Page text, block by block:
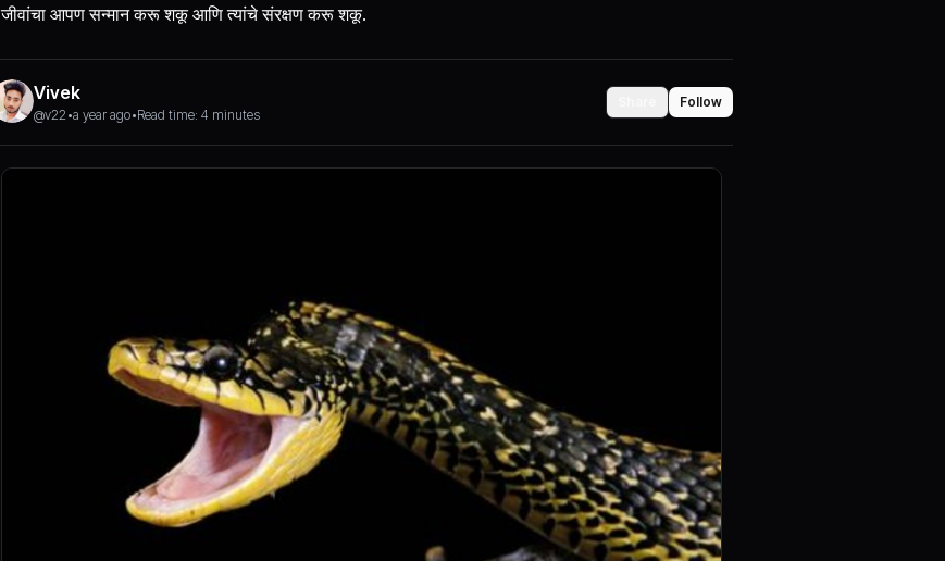
जीवांचा आपण सन्मान करू शकू आणि त्यांचे संरक्षण करू शकू.
Vivek
@v22 •a year ago•Read time: 4 minutes
Follow